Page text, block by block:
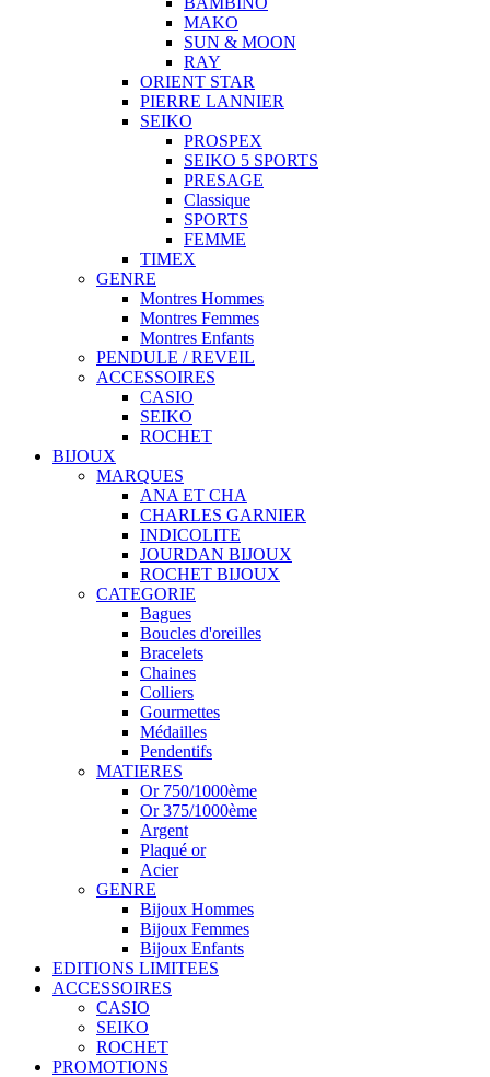
MAKO
SUN & MOON
RAY
ORIENT STAR
PIERRE LANNIER
SEIKO
PROSPEX
SEIKO 5 SPORTS
PRESAGE
Classique
SPORTS
FEMME
TIMEX
GENRE
Montres Hommes
Montres Femmes
Montres Enfants
PENDULE / REVEIL
ACCESSOIRES
CASIO
SEIKO
ROCHET
BIJOUX
MARQUES
ANA ET CHA
CHARLES GARNIER
INDICOLITE
JOURDAN BIJOUX
ROCHET BIJOUX
CATEGORIE
Bagues
Boucles d'oreilles
Bracelets
Chaines
Colliers
Gourmettes
Médailles
Pendentifs
MATIERES
Or 750/1000ème
Or 375/1000ème
Argent
Plaqué or
Acier
GENRE
Bijoux Hommes
Bijoux Femmes
Bijoux Enfants
EDITIONS LIMITEES
ACCESSOIRES
CASIO
SEIKO
ROCHET
PROMOTIONS